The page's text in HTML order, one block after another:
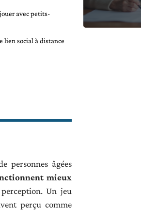
avec petits-
lien social à distance
personnes âgées
mieux
Un jeu
perçu comme